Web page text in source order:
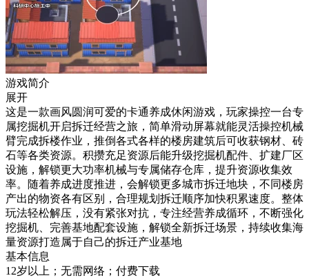
游戏简介
展开
这是一款画风圆润可爱的卡通养成休闲游戏，玩家操控一台专
属挖掘机开启拆迁经营之旅，简单滑动屏幕就能灵活操控机械
臂完成拆楼作业，推倒各式各样的楼房建筑后可收获钢材、砖
石等各类资源。积攒充足资源后能升级挖掘机配件、扩建厂区
设施，解锁更大功率机械与专属储存仓库，提升资源收集效
率。随着养成进度推进，会解锁更多城市拆迁地块，不同楼房
产出的物资各有区别，合理规划拆迁顺序加快积累速度。整体
玩法轻松解压，没有紧张对抗，专注经营养成循环，不断强化
挖掘机、完善基地配套设施，解锁全新拆迁场景，持续收集海
量资源打造属于自己的拆迁产业基地
基本信息
12岁以上；无需网络；付费下载